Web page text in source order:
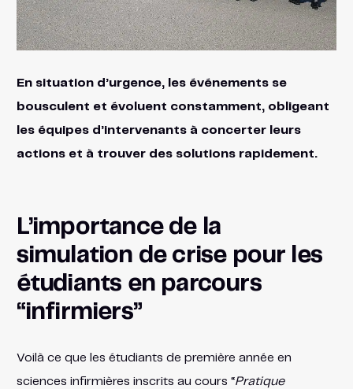
En situation d’urgence, les événements se
bousculent et évoluent constamment, obligeant
les équipes d’intervenants à concerter leurs
actions et à trouver des solutions rapidement.
L’importance de la
simulation de crise pour les
étudiants en parcours
“infirmiers”
Voilà ce que les étudiants de première année en
sciences infirmières inscrits au cours “Pratique